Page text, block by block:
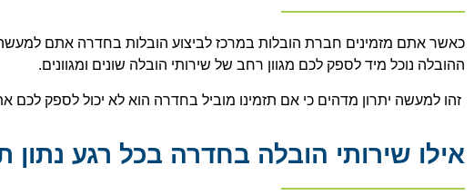
כאשר אתם מזמינים חברת הובלות במרכז לביצוע הובלות בחדרה אתם למעשה
ההובלה נוכל מיד לספק לכם מגוון רחב של שירותי הובלה שונים ומגוונים.
זהו למעשה יתרון מדהים כי אם תזמינו מוביל בחדרה הוא לא יכול לספק לכם
אילו שירותי הובלה בחדרה בכל רגע נתון